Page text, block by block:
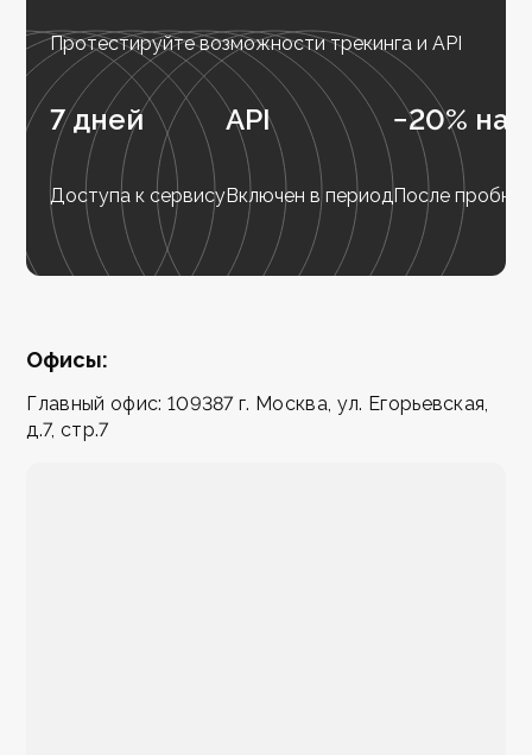
Протестируйте возможности трекинга и API
7 дней
Доступа к сервису
API
Включен в период
−20% на
После
Офисы:
Главный офис: 109387 г. Москва, ул. Егорьевская,
д.7, стр.7